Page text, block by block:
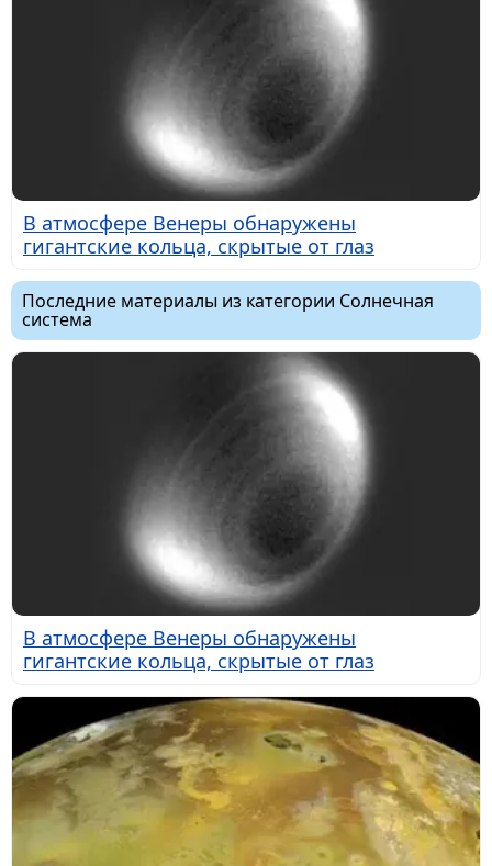
В атмосфере Венеры обнаружены
гигантские кольца, скрытые от глаз
Последние материалы из категории Солнечная
система
В атмосфере Венеры обнаружены
гигантские кольца, скрытые от глаз